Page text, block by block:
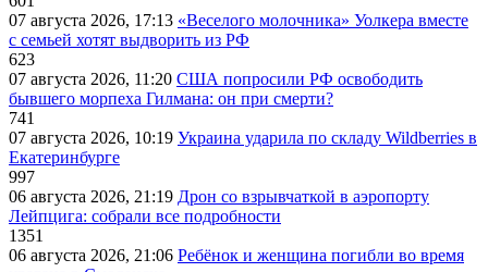
07 августа 2026, 17:13 «Веселого молочника» Уолкера вместе
с семьей хотят выдворить из РФ
623
07 августа 2026, 11:20 США попросили РФ освободить
бывшего морпеха Гилмана: он при смерти?
741
07 августа 2026, 10:19 Украина ударила по складу Wildberries в
Екатеринбурге
997
06 августа 2026, 21:19 Дрон со взрывчаткой в аэропорту
Лейпцига: собрали все подробности
1351
06 августа 2026, 21:06 Ребёнок и женщина погибли во время